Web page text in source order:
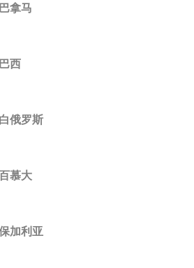
巴拿马
巴西
白俄罗斯
慕大
加利亚